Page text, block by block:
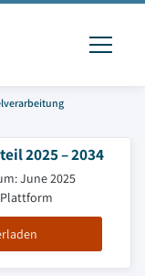
2025 – 2034
June 2025